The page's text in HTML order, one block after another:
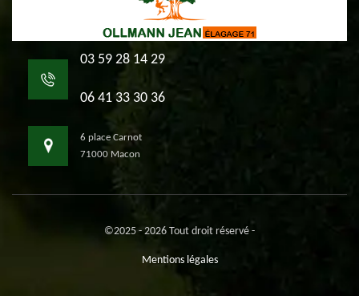
03 59 28 14 29
06 41 33 30 36
6 place Carnot
71000 Macon
©2025 - 2026 Tout droit réservé -
Mentions légales